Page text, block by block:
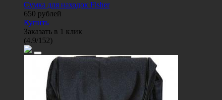
Сумка для находок Fisher
650 рублей
Купить
Заказать в 1 клик
(4.9/152)